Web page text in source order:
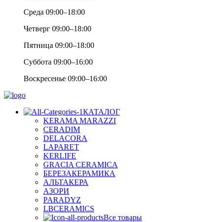
Среда 09:00–18:00
Четверг 09:00–18:00
Пятница 09:00–18:00
Суббота 09:00–16:00
Воскресенье 09:00–16:00
КАТАЛОГ
KERAMA MARAZZI
CERADIM
DELACORA
LAPARET
KERLIFE
GRACIA CERAMICA
БЕРЕЗАКЕРАМИКА
АЛЬТАКЕРА
АЗОРИ
PARADYZ
LBCERAMICS
Все товары